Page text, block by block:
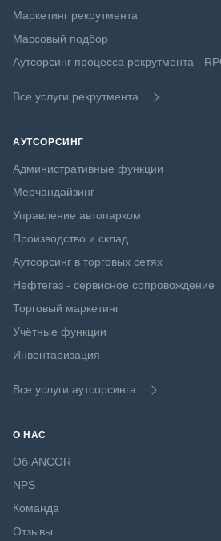
Маркетинг рекрутмента
Массовый подбор
Аутсорсинг процесса рекрутмента -
Все услуги рекрутмента
АУТСОРСИНГ
Административные функции
Мерчандайзинг
Управление автопарком
Производство и склад
Аутсорсинг в торговых сетях
Нефтегаз - сервисное сопровождение
Торговый маркетинг
Учётные функции
Инвентаризация
Все услуги аутсорсинга
О НАС
Об ANCOR
NPS
Команда
Отзывы